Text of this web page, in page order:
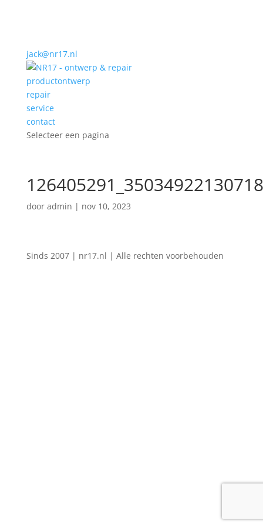
jack@nr17.nl
productontwerp
repair
service
contact
Selecteer een pagina
door admin | nov 10, 2023
Sinds 2007 | nr17.nl | Alle rechten voorbehouden